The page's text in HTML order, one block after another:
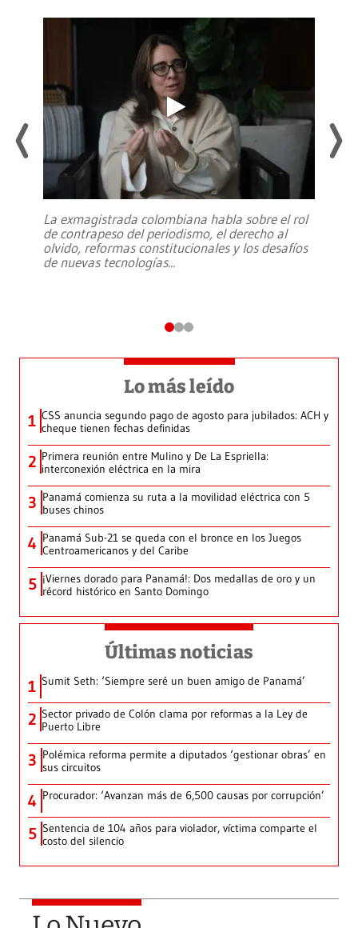
La exmagistrada colombiana habla sobre el rol
de contrapeso del periodismo, el derecho al
olvido, reformas constitucionales y los desafíos
de nuevas tecnologías...
Lo más leído
1 CSS anuncia segundo pago de agosto para jubilados: ACH y
cheque tienen fechas definidas
2 Primera reunión entre Mulino y De La Espriella:
interconexión eléctrica en la mira
3 Panamá comienza su ruta a la movilidad eléctrica con 5
buses chinos
4 Panamá Sub-21 se queda con el bronce en los Juegos
Centroamericanos y del Caribe
5 ¡Viernes dorado para Panamá!: Dos medallas de oro y un
récord histórico en Santo Domingo
Últimas noticias
1 Sumit Seth: ‘Siempre seré un buen amigo de Panamá’
2 Sector privado de Colón clama por reformas a la Ley de
Puerto Libre
3 Polémica reforma permite a diputados ‘gestionar obras’ en
sus circuitos
4 Procurador: ‘Avanzan más de 6,500 causas por corrupción’
5 Sentencia de 104 años para violador, víctima comparte el
costo del silencio